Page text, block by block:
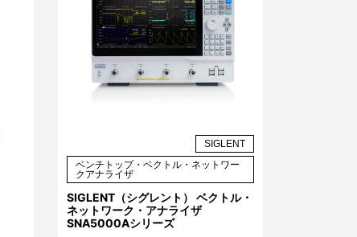
SIGLENT
ベンチトップ・ベクトル・ネットワー
クアナライザ
SIGLENT（シグレント） ベクトル・
ネットワーク・アナライザ
SNA5000Aシリーズ